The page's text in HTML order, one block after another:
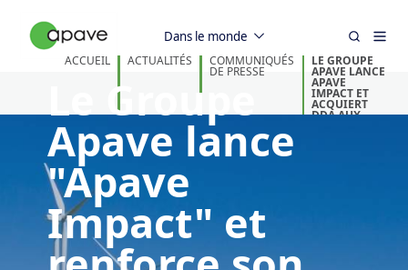
Dans le monde
ACCUEIL ACTUALITÉS COMMUNIQUÉS
DE PRESSE
LE GROUPE
APAVE LANCE
APAVE
IMPACT ET
ACQUIERT
DDA AUX
Le Groupe
Apave lance
"Apave
Impact" et